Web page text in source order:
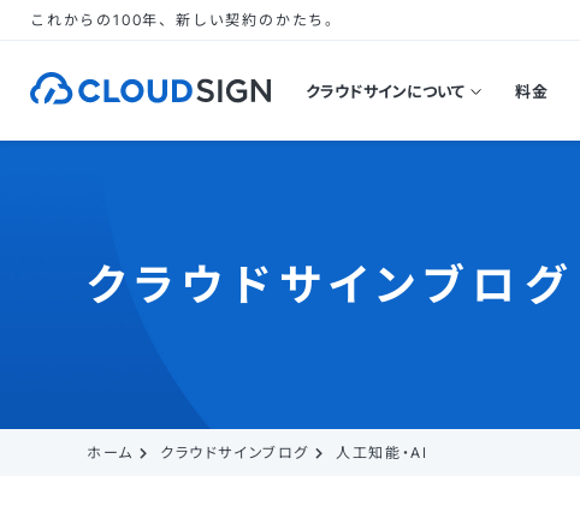
これからの100年、新しい契約のかたち。
クラウドサインについて 料金
クラウドサインブログ
ホーム クラウドサインブログ 人工知能・AI